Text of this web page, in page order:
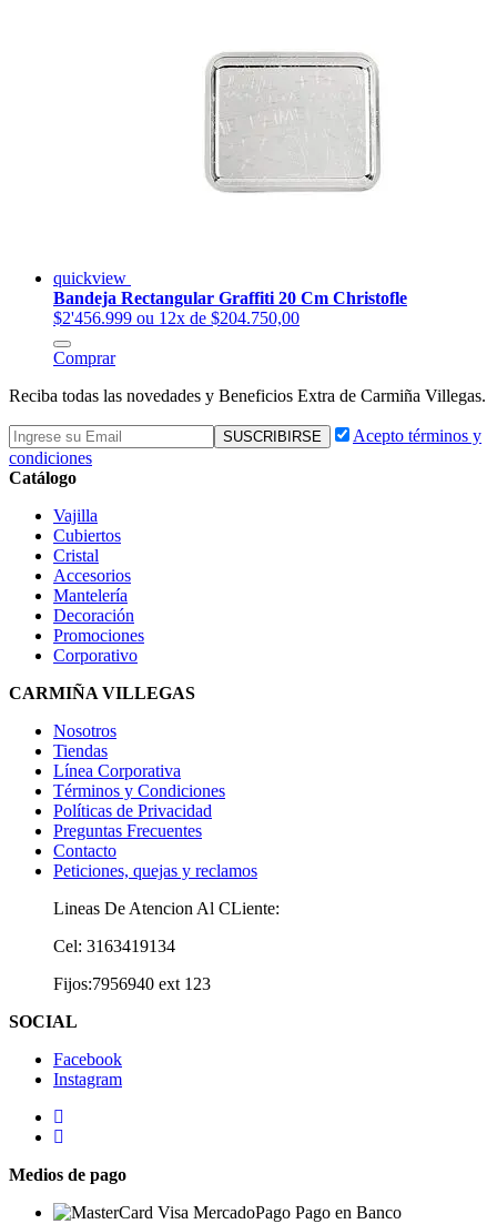
quickview
Bandeja Rectangular Graffiti 20 Cm Christofle
$2'456.999 ou 12x de $204.750,00
Comprar
Reciba todas las novedades y Beneficios Extra de Carmiña Villegas.
Acepto términos y
condiciones
Catálogo
Vajilla
Cubiertos
Cristal
Accesorios
Mantelería
Decoración
Promociones
Corporativo
CARMIÑA VILLEGAS
Nosotros
Tiendas
Línea Corporativa
Términos y Condiciones
Políticas de Privacidad
Preguntas Frecuentes
Contacto
Peticiones, quejas y reclamos
Lineas De Atencion Al CLiente:
Cel: 3163419134
Fijos:7956940 ext 123
SOCIAL
Facebook
Instagram
Medios de pago